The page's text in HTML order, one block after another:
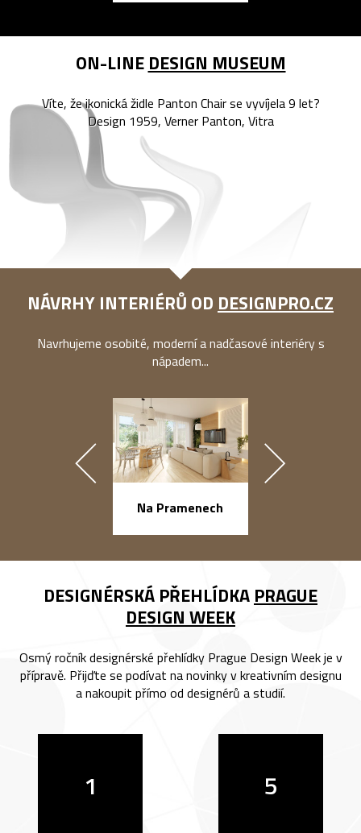
ON-LINE DESIGN MUSEUM
Víte, že ikonická židle Panton Chair se vyvíjela 9 let?
Design 1959, Verner Panton, Vitra
NÁVRHY INTERIÉRŮ OD DESIGNPRO.CZ
Navrhujeme osobité, moderní a nadčasové interiéry s
nápadem...
Na Pramenech
DESIGNÉRSKÁ PŘEHLÍDKA PRAGUE
DESIGN WEEK
Osmý ročník designérské přehlídky Prague Design Week je v
přípravě. Přijďte se podívat na novinky v kreativním designu
a nakoupit přímo od designérů a studií.
1 5